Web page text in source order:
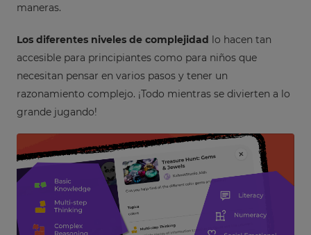
maneras.
Los diferentes niveles de complejidad lo hacen tan
accesible para principiantes como para niños que
necesitan pensar en varios pasos y tener un
razonamiento complejo. ¡Todo mientras se divierten a lo
grande jugando!